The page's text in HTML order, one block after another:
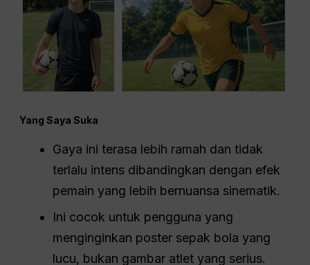
Yang Saya Suka
Gaya ini terasa lebih ramah dan tidak
terlalu intens dibandingkan dengan efek
pemain yang lebih bernuansa sinematik.
Ini cocok untuk pengguna yang
menginginkan poster sepak bola yang
lucu, bukan gambar atlet yang serius.